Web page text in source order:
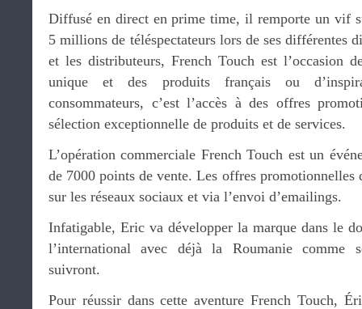
Diffusé en direct en prime time, il remporte un vif
5 millions de téléspectateurs lors de ses différentes
et les distributeurs, French Touch est l’occasion
unique et des produits français ou
consommateurs, c’est l’accès à des offres
sélection exceptionnelle de produits et de services.
L’opération commerciale French Touch est un
de 7000 points de vente. Les offres promotionnelles
sur les réseaux sociaux et via l’envoi d’emailings.
Infatigable, Eric va développer la marque dans le
l’international avec déjà la Roumanie comme
suivront.
Pour réussir dans cette aventure French Touch,